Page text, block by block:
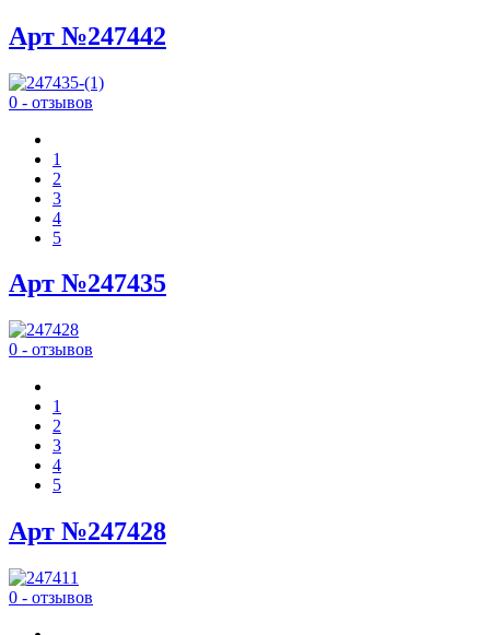
Арт №247442
0 - отзывов
1
2
3
4
5
Арт №247435
0 - отзывов
1
2
3
4
5
Арт №247428
0 - отзывов